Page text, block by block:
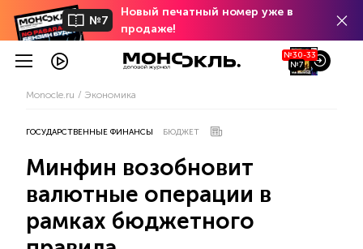
№7
Новый печатный номер уже в
продаже!
№30-33
№7
Monocle.ru Экономика
ГОСУДАРСТВЕННЫЕ ФИНАНСЫ БЮДЖЕТ
Минфин возобновит
валютные операции в
рамках бюджетного